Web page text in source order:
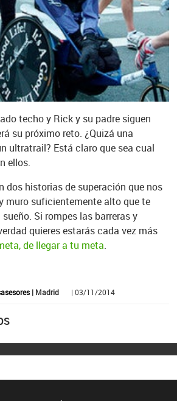
techo y Rick y su padre siguen
su próximo reto. ¿Quizá una
ultratrail? Está claro que sea cual
ellos.
dos historias de superación que nos
muro suficientemente alto que te
Si rompes las barreras y
quieres estarás cada vez más
de llegar a tu meta.
| Madrid | 03/11/2014